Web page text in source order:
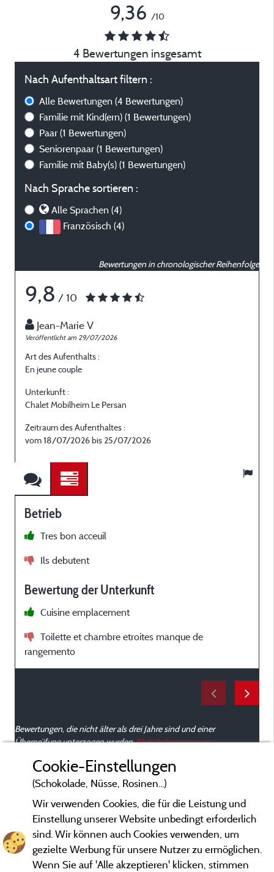
9,36 /10
4 Bewertungen insgesamt
Nach Aufenthaltsart filtern :
Alle Bewertungen (4 Bewertungen)
Familie mit Kind(ern) (1 Bewertungen)
Paar (1 Bewertungen)
Seniorenpaar (1 Bewertungen)
Familie mit Baby(s) (1 Bewertungen)
Nach Sprache sortieren :
Alle Sprachen (4)
Französisch (4)
Bewertungen in chronologischer Reihenfolge
9,8 / 10
Jean-Marie V
Veröffentlicht am 29/07/2026
Art des Aufenthalts :
En jeune couple
Unterkunft :
Chalet Mobilheim Le Persan
Zeitraum des Aufenthaltes :
vom 18/07/2026 bis 25/07/2026
Betrieb
Tres bon acceuil
Ils debutent
Bewertung der Unterkunft
Cuisine emplacement
Toilette et chambre etroites manque de
rangemento
Bewertungen, die nicht älter als drei Jahre sind und einer
Überprüfung unterzogen wurden.Mehr Informationen
Cookie-Einstellungen
(Schokolade, Nüsse, Rosinen...)
Wir verwenden Cookies, die für die Leistung und
Einstellung unserer Website unbedingt erforderlich
sind. Wir können auch Cookies verwenden, um
gezielte Werbung für unsere Nutzer zu ermöglichen.
Wenn Sie auf 'Alle akzeptieren' klicken, stimmen